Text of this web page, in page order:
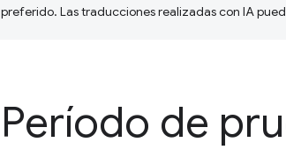
preferido. Las traducciones realizadas con IA
Período de